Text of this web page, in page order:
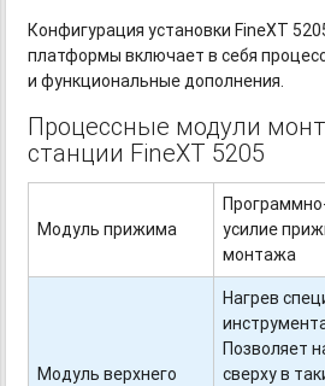
Конфигурация установки FineXT
платформы включает в себя
и функциональные дополнения.
Процессные модули
станции FineXT 5205
Модуль прижима
усилие
монтажа
Модуль верхнего
Нагрев
Позволяет
сверху в